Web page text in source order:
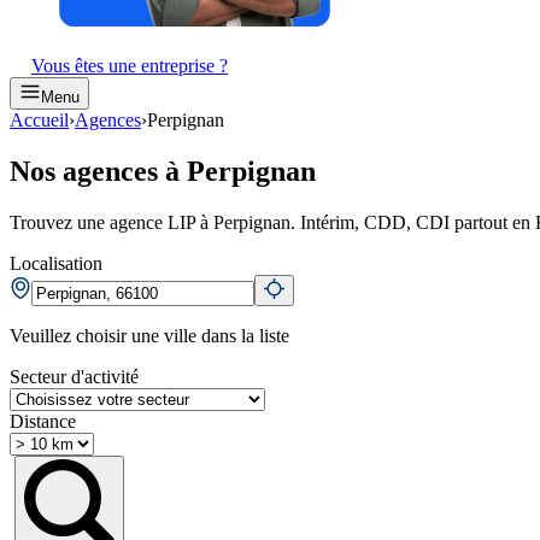
Vous êtes une entreprise ?
Menu
Accueil›Agences›Perpignan
Nos agences à Perpignan
Trouvez une agence LIP à Perpignan. Intérim, CDD, CDI partout en
Localisation
Veuillez choisir une ville dans la liste
Secteur d'activité
Distance